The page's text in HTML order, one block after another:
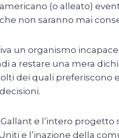
(o alleato)
non saranno mai
un organismo
a restare una mera
dei quali preferiscono
e l’intero progetto
e l’inazione della